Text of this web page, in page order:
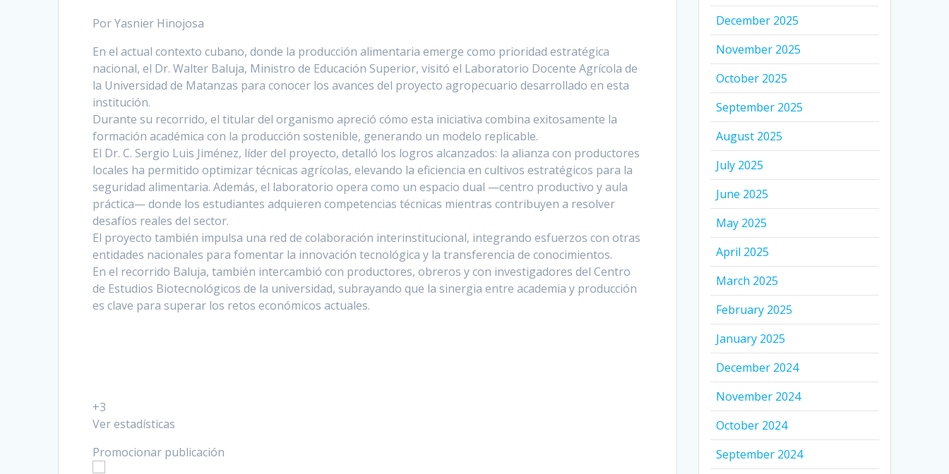
Por Yasnier Hinojosa
En el actual contexto cubano, donde la producción alimentaria emerge como prioridad estratégica
nacional, el Dr. Walter Baluja, Ministro de Educación Superior, visitó el Laboratorio Docente Agrícola de
la Universidad de Matanzas para conocer los avances del proyecto agropecuario desarrollado en esta
institución.
Durante su recorrido, el titular del organismo apreció cómo esta iniciativa combina exitosamente la
formación académica con la producción sostenible, generando un modelo replicable.
El Dr. C. Sergio Luis Jiménez, líder del proyecto, detalló los logros alcanzados: la alianza con productores
locales ha permitido optimizar técnicas agrícolas, elevando la eficiencia en cultivos estratégicos para la
seguridad alimentaria. Además, el laboratorio opera como un espacio dual —centro productivo y aula
práctica— donde los estudiantes adquieren competencias técnicas mientras contribuyen a resolver
desafíos reales del sector.
El proyecto también impulsa una red de colaboración interinstitucional, integrando esfuerzos con otras
entidades nacionales para fomentar la innovación tecnológica y la transferencia de conocimientos.
En el recorrido Baluja, también intercambió con productores, obreros y con investigadores del Centro
de Estudios Biotecnológicos de la universidad, subrayando que la sinergia entre academia y producción
es clave para superar los retos económicos actuales.
+3
Ver estadísticas
Promocionar publicación
December 2025
November 2025
October 2025
September 2025
August 2025
July 2025
June 2025
May 2025
April 2025
March 2025
February 2025
January 2025
December 2024
November 2024
October 2024
September 2024